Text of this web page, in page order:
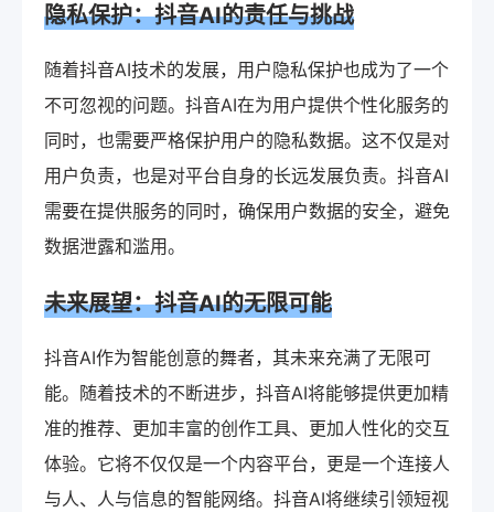
隐私保护：抖音AI的责任与挑战
随着抖音AI技术的发展，用户隐私保护也成为了一个
不可忽视的问题。抖音AI在为用户提供个性化服务的
同时，也需要严格保护用户的隐私数据。这不仅是对
用户负责，也是对平台自身的长远发展负责。抖音AI
需要在提供服务的同时，确保用户数据的安全，避免
数据泄露和滥用。
未来展望：抖音AI的无限可能
抖音AI作为智能创意的舞者，其未来充满了无限可
能。随着技术的不断进步，抖音AI将能够提供更加精
准的推荐、更加丰富的创作工具、更加人性化的交互
体验。它将不仅仅是一个内容平台，更是一个连接人
与人、人与信息的智能网络。抖音AI将继续引领短视